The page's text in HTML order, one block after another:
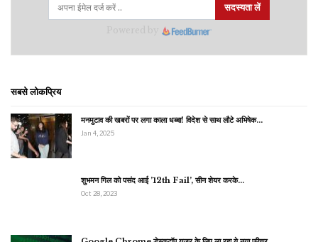
सदस्यता लें
सबसे लोकप्रिय
मनमुटाव की खबरों पर लगा काला धब्बा! विदेश से साथ लौटे अभिषेक…
Jan 4, 2025
शुभमन गिल को पसंद आई ’12th Fail’, सीन शेयर करके…
Oct 28, 2023